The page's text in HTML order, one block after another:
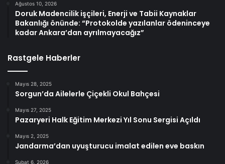
Ağustos 10, 2026
Doruk Madencilik işçileri, Enerji ve Tabii Kaynaklar
Bakanlığı önünde: “Protokolde yazılanlar ödeninceye
kadar Ankara’dan ayrılmayacağız”
Rastgele Haberler
Mayıs 28, 2025
Sorgun’da Ailelerle Çiçekli Okul Bahçesi
Mayıs 27, 2025
Pazaryeri Halk Eğitim Merkezi Yıl Sonu Sergisi Açıldı
Mayıs 2, 2025
Jandarma’dan uyuşturucu imalat edilen eve baskın
Şubat 6, 2026